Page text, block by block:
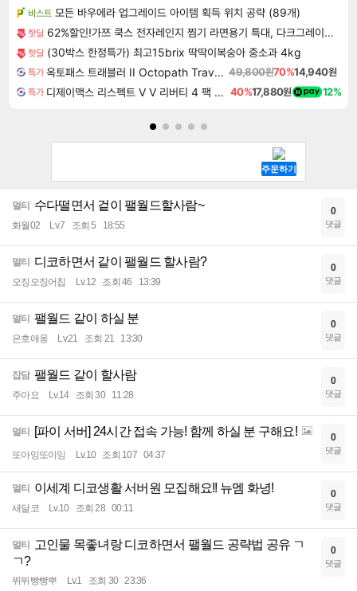
비스트 모든 바우에라 업그레이드 아이템 획득 위치 공략 (89개)
핫딜 62%할인!가쯔 쿡스 전자레인지 찜기 라면용기 특대, 다크그레이, 1L, 2개
핫딜 (30박스 한정특가) 최고15brix 딱딱이복숭아 중소과 4kg
특가 옥토패스 트래블러 II Octopath Traveler II 49,800원70%14,940원
특가 디제이맥스 리스펙트 V V 리버티 4 팩 DJMAX RESPECT V V Liberty 4 Pack DLC 40%17,880원 12%
멀티 수다떨면서 겉이 팰월드할사람~
화월02 Lv.7 조회 5 18:55
0
댓글
멀티 디코하면서 같이 팰월드 할사람?
오징오징어칩 Lv.12 조회 46 13:39
0
댓글
멀티 팰월드 같이 하실 분
은호애옹 Lv.21 조회 21 13:30
0
댓글
잡담 팰월드 같이 할사람
주아요 Lv.14 조회 30 11:28
0
댓글
멀티 [파이 서버] 24시간 접속 가능! 함께 하실 분 구해요!
또아잉또이잉 Lv.10 조회 107 04:37
0
댓글
멀티 이세계 디코생활 서버원 모집해요!! 뉴멤 화녕!
새달코 Lv.10 조회 28 00:11
0
댓글
멀티
고인물 목좋녀랑 디코하면서 팰월드 공략법 공유 ㄱ
ㄱ?
뛰뛰빵빵뿌 Lv.1 조회 30 23:36
0
댓글